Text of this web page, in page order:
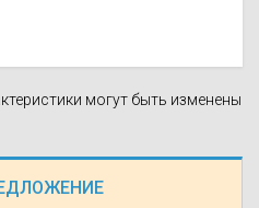
могут быть изменены